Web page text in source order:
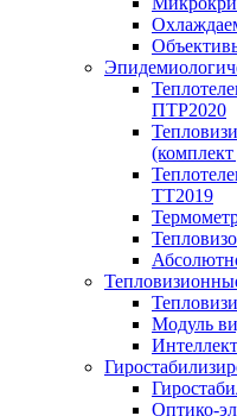
ПТР2020
(комплект
ТТ2019
Модуль
Оптико-